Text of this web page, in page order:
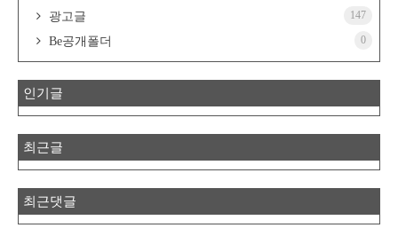
광고글 147
Be공개폴더 0
인기글
최근글
최근댓글